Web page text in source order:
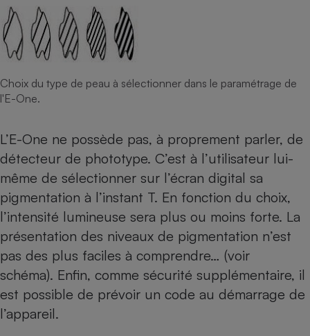
Choix du type de peau à sélectionner dans le paramétrage de
l'E-One.
L’E-One ne possède pas, à proprement parler, de
détecteur de phototype. C’est à l’utilisateur lui-
même de sélectionner sur l’écran digital sa
pigmentation à l’instant T. En fonction du choix,
l’intensité lumineuse sera plus ou moins forte. La
présentation des niveaux de pigmentation n’est
pas des plus faciles à comprendre… (voir
schéma). Enfin, comme sécurité supplémentaire, il
est possible de prévoir un code au démarrage de
l’appareil.